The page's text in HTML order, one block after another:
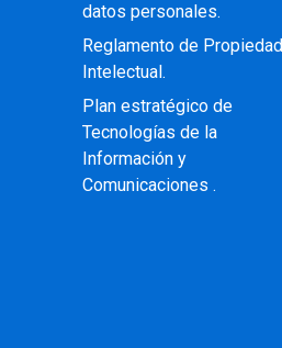
datos personales.
Reglamento de Propiedad
Intelectual .
Plan estratégico de
Tecnologías de la
Información y
Comunicaciones .